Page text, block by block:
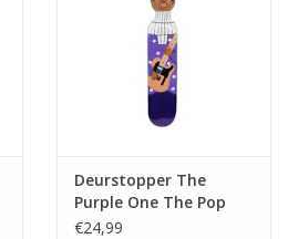
Deurstopper The
Purple One The Pop
Artist
€24,99